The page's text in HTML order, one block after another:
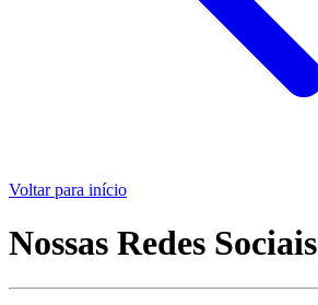
Voltar para início
Nossas Redes Sociais